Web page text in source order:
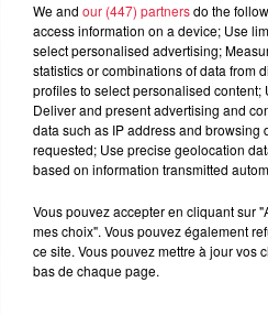
Fanny nous présente
Fanny nous présente le
We and our (447) partnersdo the
access information on a device; Use
select personalised advertising;
statistics or combinations of data from
profiles to select personalised content;
Deliver and present advertising and
data such as IP address and
requested; Use precise geolocation
based on information transmitted
Vous pouvez accepter en cliquant sur
mes choix". Vous pouvez également
ce site. Vous pouvez mettre à jour vos
bas de chaque page.